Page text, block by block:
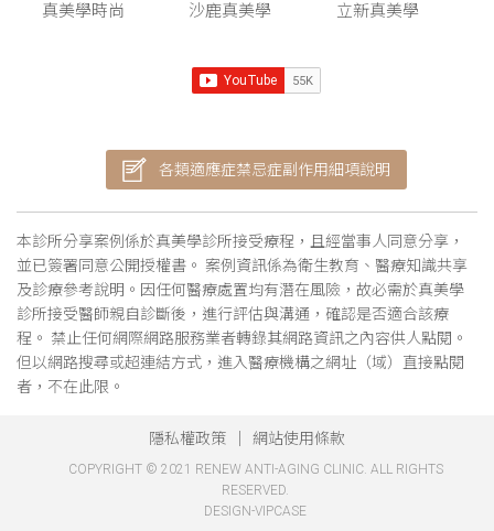
真美學時尚 沙鹿真美學 立新真美學
各類適應症禁忌症副作用細項說明
本診所分享案例係於真美學診所接受療程，且經當事人同意分享，
並已簽署同意公開授權書。 案例資訊係為衛生教育、醫療知識共享
及診療參考說明。因任何醫療處置均有潛在風險，故必需於真美學
診所接受醫師親自診斷後，進行評估與溝通，確認是否適合該療
程。 禁止任何網際網路服務業者轉錄其網路資訊之內容供人點閱。
但以網路搜尋或超連結方式，進入醫療機構之網址（域）直接點閱
者，不在此限。
隱私權政策 網站使用條款
COPYRIGHT © 2021 RENEW ANTI-AGING CLINIC. ALL RIGHTS
RESERVED.
DESIGN-VIPCASE